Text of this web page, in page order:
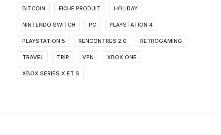
BITCOIN FICHE PRODUIT HOLIDAY
NINTENDO SWITCH PC PLAYSTATION 4
PLAYSTATION 5 RENCONTRES 2.0 RETROGAMING
TRAVEL TRIP VPN XBOX ONE
XBOX SERIES X ET S